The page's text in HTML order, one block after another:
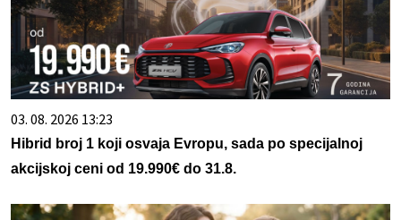
03. 08. 2026 13:23
Hibrid broj 1 koji osvaja Evropu, sada po specijalnoj
akcijskoj ceni od 19.990€ do 31.8.